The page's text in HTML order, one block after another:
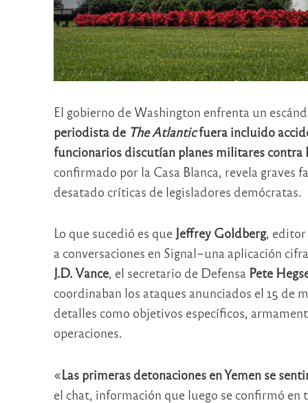
El gobierno de Washington enfrenta un
periodista de The Atlanticfuera incluido
funcionarios discutían planes militares contra
confirmado por la Casa Blanca, revela graves
desatado críticas de legisladores demócratas.
Lo que sucedió es queJeffrey Goldberg, editor
a conversaciones en Signal–una aplicación
J.D. Vance, el secretario de Defensa Pete
coordinaban los ataques anunciados el 15 de
detalles como objetivos específicos,
operaciones.
«Las primeras detonaciones en Yemen se
el chat, información que luego se confirmó